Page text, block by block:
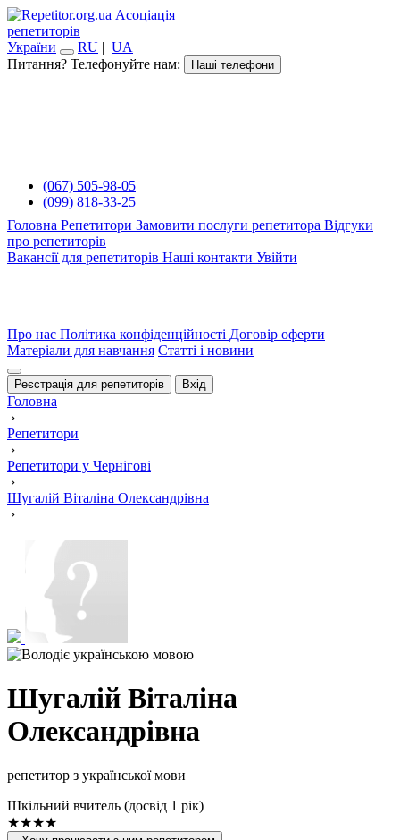
Асоціація
репетиторів
України
RU | UA
Питання? Телефонуйте нам:
Наші телефони
(067) 505-98-05
(099) 818-33-25
Головна Репетитори Замовити послуги репетитора Відгуки
про репетиторів
Вакансії для репетиторів Наші контакти Увійти
Про нас Політика конфіденційності Договір оферти
Матеріали для навчання Статті і новини
Реєстрація для репетиторів Вхід
Головна
›
Репетитори
›
Репетитори у Чернігові
›
Шугалій Віталіна Олександрівна
›
Шугалій Віталіна
Олександрівна
репетитор з української мови
Шкільний вчитель (досвід 1 рік)
★★★★